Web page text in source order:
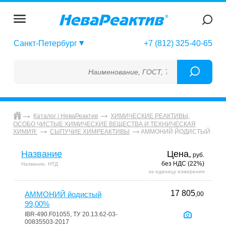
Санкт-Петербург +7 (812) 325-40-65
Наименование, ГОСТ, ТУ, ГСО, МСО, ОСО,
Каталог | НеваРеактив
ХИМИЧЕСКИЕ РЕАКТИВЫ,
ОСОБО ЧИСТЫЕ ХИМИЧЕСКИЕ ВЕЩЕСТВА И ТЕХНИЧЕСКАЯ
ХИМИЯ:
СЫПУЧИЕ ХИМРЕАКТИВЫ АММОНИЙ ЙОДИСТЫЙ
Название
Название, НТД
Цена, руб.
без НДС (22%)
за единицу измерения
АММОНИЙ йодистый
99,00%
IBR-490.F01055, ТУ 20.13.62-03-
00835503-2017
17 805,00